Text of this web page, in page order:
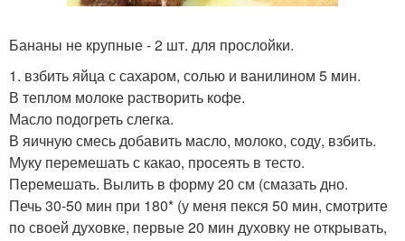
Бананы не крупные - 2 шт. для прослойки.
1. взбить яйца с сахаром, солью и ванилином 5 мин.
В теплом молоке растворить кофе.
Масло подогреть слегка.
В яичную смесь добавить масло, молоко, соду, взбить.
Муку перемешать с какао, просеять в тесто.
Перемешать. Вылить в форму 20 см (смазать дно.
Печь 30-50 мин при 180* (у меня пекся 50 мин, смотрите
по своей духовке, первые 20 мин духовку не открывать,